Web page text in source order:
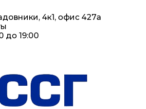
4к1, офис 427а
до 19:00